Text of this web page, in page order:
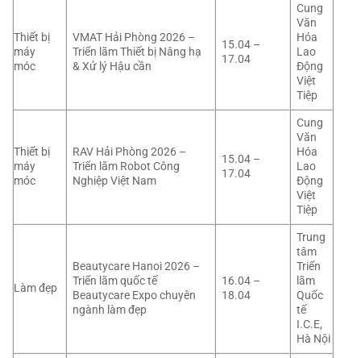
Thiết bị
máy
móc
VMAT Hải Phòng 2026 –
Triển lãm Thiết bị Nâng hạ
& Xử lý Hậu cần
15.04 –
17.04
Cung
Văn
Hóa
Lao
Động
Việt
Tiệp
Thiết bị
máy
móc
RAV Hải Phòng 2026 –
Triển lãm Robot Công
Nghiệp Việt Nam
15.04 –
17.04
Cung
Văn
Hóa
Lao
Động
Việt
Tiệp
Làm đẹp
Beautycare Hanoi 2026 –
Triển lãm quốc tế
Beautycare Expo chuyên
ngành làm đẹp
16.04 –
18.04
Trung
tâm
Triển
lãm
Quốc
tế
I.C.E,
Hà Nội